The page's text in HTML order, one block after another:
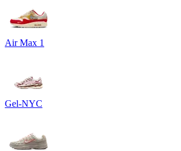
Air Max 1
Gel-NYC